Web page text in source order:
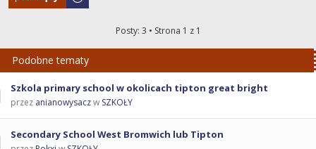
Posty: 3 • Strona 1 z 1
Podobne tematy
Szkola primary school w okolicach tipton great bright
przez anianowysaczw SZKOŁY
Secondary School West Bromwich lub Tipton